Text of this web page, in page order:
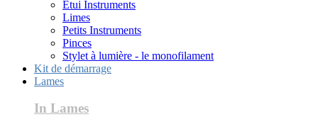
Etui Instruments
Limes
Petits Instruments
Pinces
Stylet à lumière - le monofilament
Kit de démarrage
Lames
In Lames